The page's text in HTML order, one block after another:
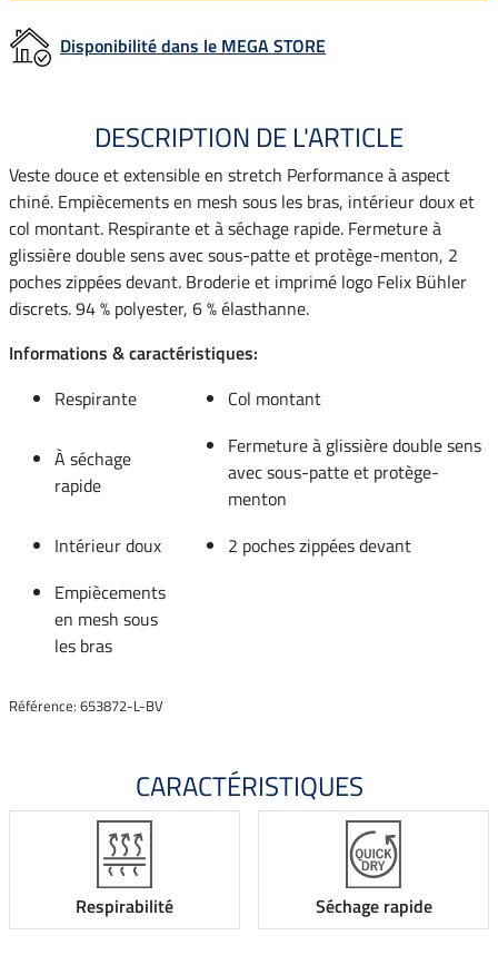
Disponibilité dans le MEGA STORE
DESCRIPTION DE L'ARTICLE
Veste douce et extensible en stretch Performance à aspect
chiné. Empiècements en mesh sous les bras, intérieur doux et
col montant. Respirante et à séchage rapide. Fermeture à
glissière double sens avec sous-patte et protège-menton, 2
poches zippées devant. Broderie et imprimé logo Felix Bühler
discrets. 94 % polyester, 6 % élasthanne.
Informations & caractéristiques:
Respirante
Col montant
À séchage
rapide
Fermeture à glissière double sens
avec sous-patte et protège-
menton
Intérieur doux
2 poches zippées devant
Empiècements
en mesh sous
les bras
Référence: 653872-L-BV
CARACTÉRISTIQUES
Respirabilité Séchage rapide